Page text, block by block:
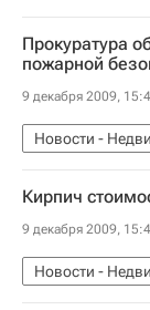
Прокуратура
пожарной
9 декабря 2009,
Новости -
Кирпич
9 декабря 2009,
Новости -